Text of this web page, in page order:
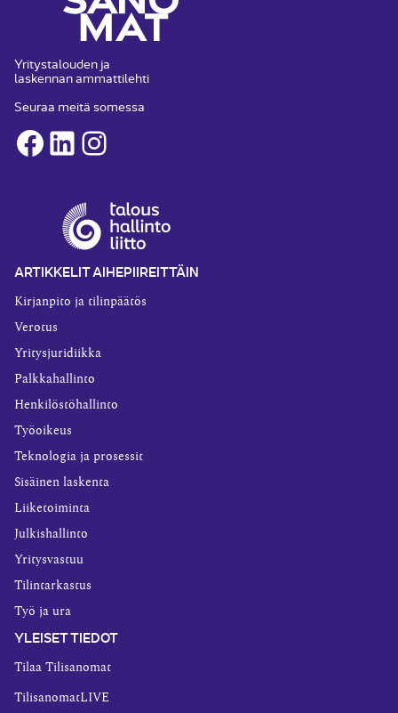
Yritystalouden ja
laskennan ammattilehti
Seuraa meitä somessa
Facebook
LinkedInInstagram
ARTIKKELIT AIHEPIIREITTÄIN
Kirjanpito ja tilinpäätös
Verotus
Yritysjuridiikka
Palkkahallinto
Henkilöstöhallinto
Työoikeus
Teknologia ja prosessit
Sisäinen laskenta
Liiketoiminta
Julkishallinto
Yritysvastuu
Tilintarkastus
Työ ja ura
YLEISET TIEDOT
Tilaa Tilisanomat
TilisanomatLIVE